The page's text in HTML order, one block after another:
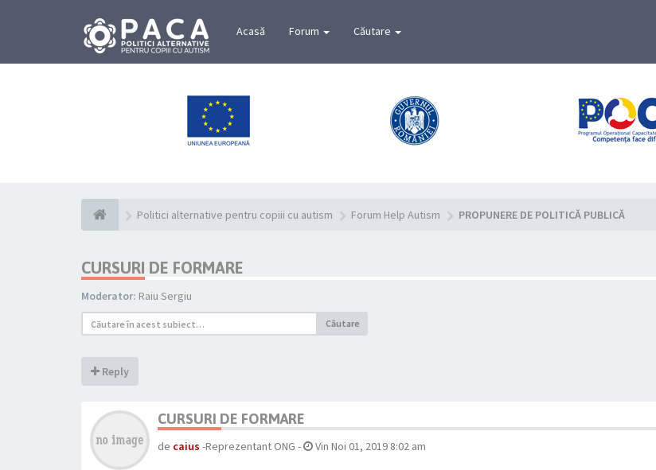
Acasă Forum Căutare
Politici alternative pentru copiii cu autism Forum Help Autism PROPUNERE DE POLITICĂ PUBLICĂ
CURSURI DE FORMARE
Moderator: Raiu Sergiu
Căutare
Reply
CURSURI DE FORMARE
de caius -Reprezentant ONG - Vin Noi 01, 2019 8:02 am